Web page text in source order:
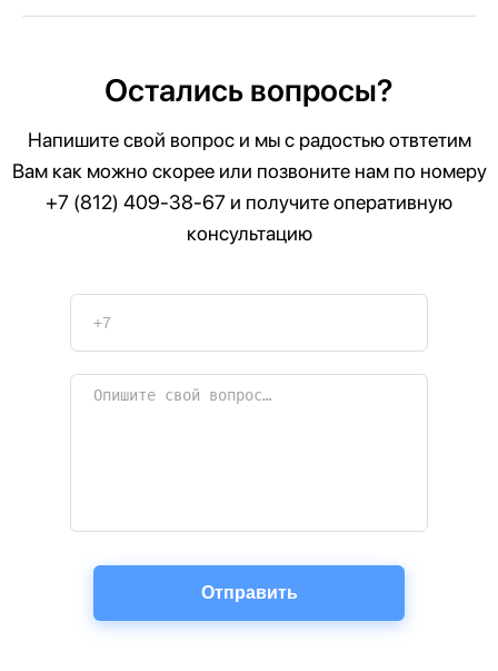
Остались вопросы?
Напишите свой вопрос и мы с радостью отвтетим
Вам как можно скорее или позвоните нам по номеру
+7 (812) 409-38-67 и получите оперативную
консультацию